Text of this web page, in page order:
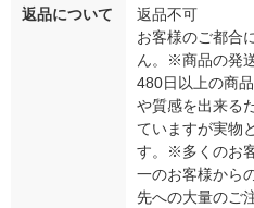
返品について
返品不可
お客様のご都合
ん。※商品の発
480日以上の商
や質感を出来る
ていますが実物
す。※多くのお
一のお客様から
先への大量のご